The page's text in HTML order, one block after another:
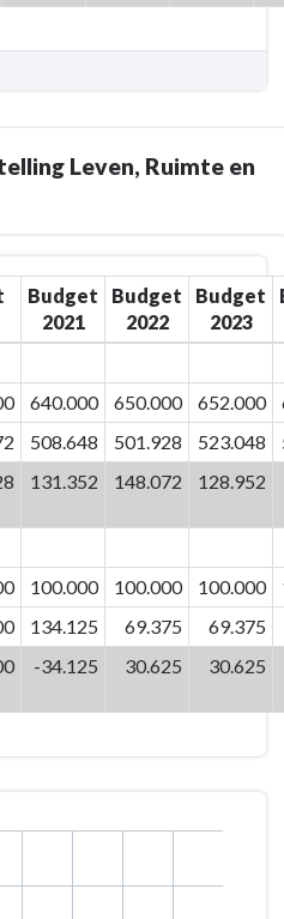
Leven, Ruimte en
Budget
2021
Budget
2022
Budget
2023
640.000 650.000 652.000
508.648 501.928 523.048
131.352 148.072 128.952
100.000 100.000 100.000
134.125 69.375
69.375
-34.125 30.625 30.625